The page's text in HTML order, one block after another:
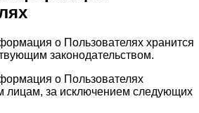
о Пользователях хранится
законодательством.
о Пользователях
лицам, за исключением следующих